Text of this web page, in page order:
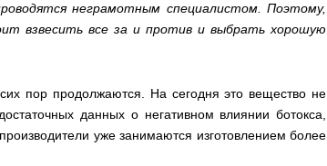
неграмотным специалистом. Поэтому,
взвесить все за и против и выбрать хорошую
пор продолжаются. На сегодня это вещество не
данных о негативном влиянии ботокса,
уже занимаются изготовлением более